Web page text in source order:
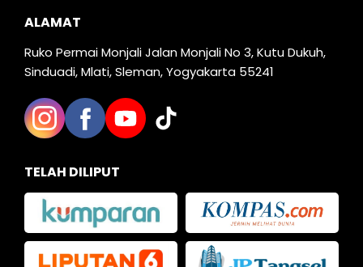
ALAMAT
Ruko Permai Monjali Jalan Monjali No 3, Kutu Dukuh,
Sinduadi, Mlati, Sleman, Yogyakarta 55241
TELAH DILIPUT